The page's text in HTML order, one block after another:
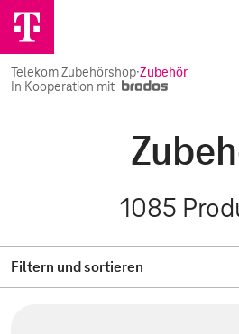
Telekom Zubehörshop·Zubehör
In Kooperation mit
1085
Filtern und sortieren